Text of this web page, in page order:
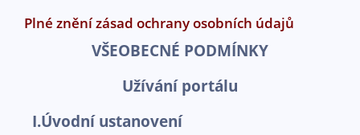
Plné znění zásad ochrany osobních údajů
VŠEOBECNÉ PODMÍNKY
Užívání portálu
I.Úvodní ustanovení